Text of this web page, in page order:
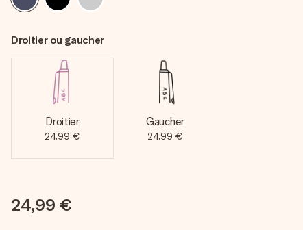
Droitier ou gaucher
Droitier
24,99 €
Gaucher
24,99 €
24,99 €